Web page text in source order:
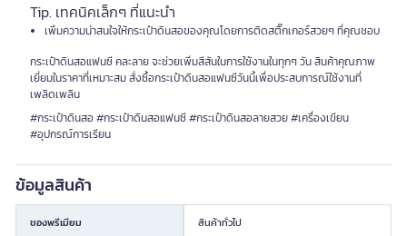
Tip. เทคนิคเล็กๆ ที่แนะนำ
เพิ่มความน่าสนใจให้กระเป๋าดินสอของคุณโดยการติดสติ๊กเกอร์สวยๆ ที่คุณชอบ
กระเป๋าดินสอแฟนซี คละลาย จะช่วยเพิ่มสีสันในการใช้งานในทุกๆ วัน สินค้าคุณภาพ
เยี่ยมในราคาที่เหมาะสม สั่งซื้อกระเป๋าดินสอแฟนซีวันนี้เพื่อประสบการณ์ใช้งานที่
เพลิดเพลิน
#กระเป๋าดินสอ #กระเป๋าดินสอแฟนซี #กระเป๋าดินสอลายสวย #เครื่องเขียน
#อุปกรณ์การเรียน
ข้อมูลสินค้า
ของพรีเมียม สินค้าทั่วไป